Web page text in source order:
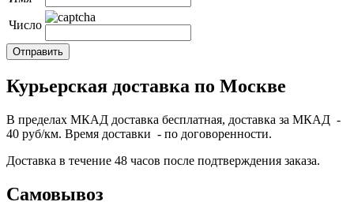
Число
Курьерская доставка по Москве
В пределах МКАД доставка бесплатная, доставка за МКАД -
40 руб/км. Время доставки - по договоренности.
Доставка в течение 48 часов после подтверждения заказа.
Самовывоз